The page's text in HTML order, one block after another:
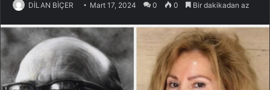
DİLAN BİÇER Mart 17, 2024 0 0 Bir dakikadan az